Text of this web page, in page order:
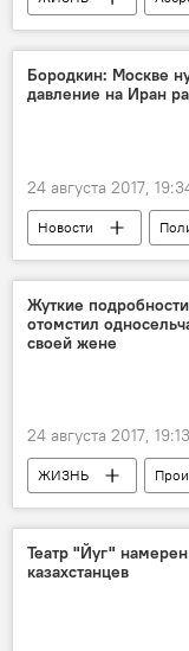
Новости
Апрельские события
Бородкин: Москве
давление на Иран
24 августа 2017,
Новости
Новости мира
Израиль
переговоры
Жуткие
отомстил
своей жене
24 августа 2017, 19:13
ЖИЗНЬ
Грузия
Ревность
Театр "Йуг"
казахстанцев